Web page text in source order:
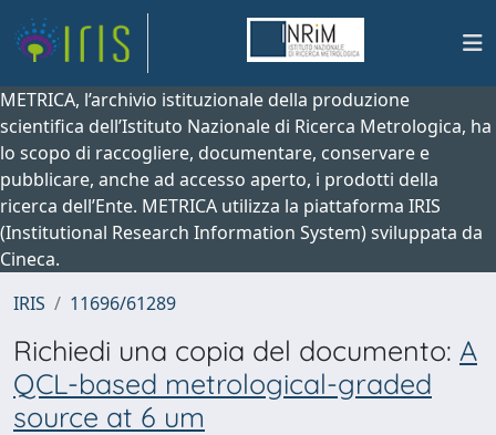
METRICA, l’archivio istituzionale della produzione
scientifica dell’Istituto Nazionale di Ricerca Metrologica, ha
lo scopo di raccogliere, documentare, conservare e
pubblicare, anche ad accesso aperto, i prodotti della
ricerca dell’Ente. METRICA utilizza la piattaforma IRIS
(Institutional Research Information System) sviluppata da
Cineca.
IRIS
11696/61289
Richiedi una copia del documento: A
QCL-based metrological-graded
source at 6 um